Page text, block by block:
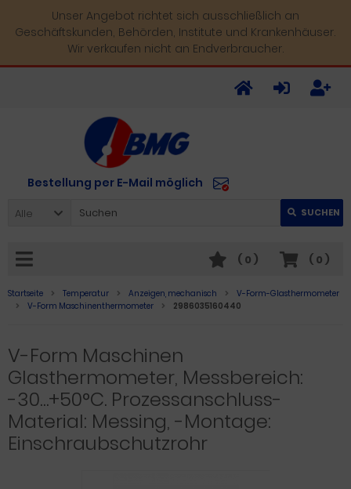
Unser Angebot richtet sich ausschließlich an
Geschäftskunden, Behörden, Institute und Krankenhäuser.
Wir verkaufen nicht an Endverbraucher.
Bestellung per E-Mail möglich
Alle SUCHEN
( 0 )
( 0 )
Startseite Temperatur Anzeigen, mechanisch
V-Form-Glasthermometer
V-Form Maschinenthermometer
2986035160440
V-Form Maschinen
Glasthermometer, Messbereich:
-30…+50°C. Prozessanschluss-
Material: Messing, -Montage:
Einschraubschutzrohr